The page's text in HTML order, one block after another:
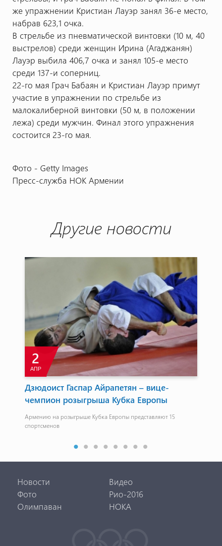
же упражнении Кристиан Лауэр занял 36-е место,
набрав 623,1 очка.
В стрельбе из пневматической винтовки (10 м, 40
выстрелов) среди женщин Ирина (Агаджанян)
Лауэр выбила 406,7 очка и занял 105-е место
среди 137-и соперниц.
22-го мая Грач Бабаян и Кристиан Лауэр примут
участие в упражнении по стрельбе из
малокалиберной винтовки (50 м, в положении
лежа) среди мужчин. Финал этого упражнения
состоится 23-го мая.
Фото - Getty Images
Пресс-служба НОК Армении
Другие новости
2
АПР
Дзюдоист Гаспар Айрапетян – вице-
чемпион розыгрыша Кубка Европы
Армению на розыгрыше Кубка Европы представляют 15
спортсменов
Новости
Видео
Фото
Рио-2016
Олимпаван
НОКА